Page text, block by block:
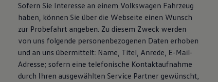
Sofern Sie Interesse an einem Volkswagen Fahrzeug
haben, können Sie über die Webseite einen Wunsch
zur Probefahrt angeben. Zu diesem Zweck werden
von uns folgende personenbezogenen Daten erhoben
und an uns übermittelt: Name, Titel, Anrede, E-Mail-
Adresse; sofern eine telefonische Kontaktaufnahme
durch Ihren ausgewählten Service Partner gewünscht,